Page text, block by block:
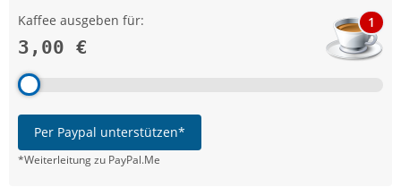
Kaffee ausgeben für:
3,00 €
1
Per Paypal unterstützen*
*Weiterleitung zu PayPal.Me